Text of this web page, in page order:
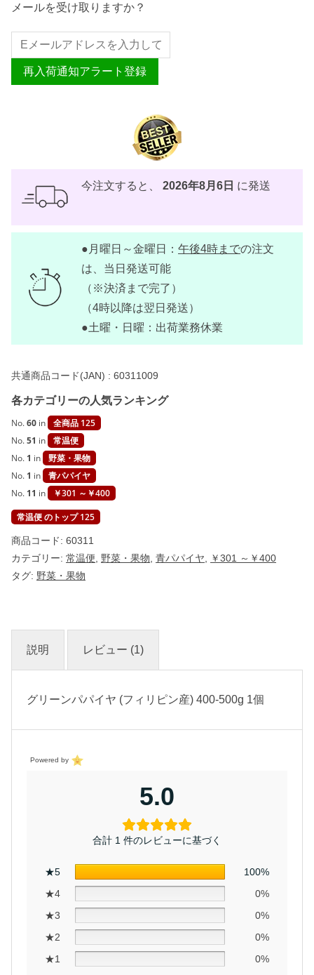
メールを受け取りますか？
再入荷通知アラート登録
今注文すると、 2026年8月6日 に発送
●月曜日～金曜日： 午後4時までの注文
は、当日発送可能
（※決済まで完了）
（4時以降は翌日発送）
●土曜・日曜：出荷業務休業
共通商品コード(JAN) : 60311009
各カテゴリーの人気ランキング
No.60 in
全商品 125
No.51 in
常温便
No. 1 in
野菜・果物
No. 1 in
青パパイヤ
No. 11 in
￥301 ～￥400
常温便 のトップ 125
商品コード: 60311
カテゴリー: 常温便 野菜・果物 青パパイヤ
￥301 ～￥400
タグ: 野菜・果物
説明 レビュー (1)
グリーンパパイヤ (フィリピン産) 400-500g 1個
Powered by
5.0
合計 1 件のレビューに基づく
★5
100%
★4
0%
★3
0%
★2
0%
★1
0%